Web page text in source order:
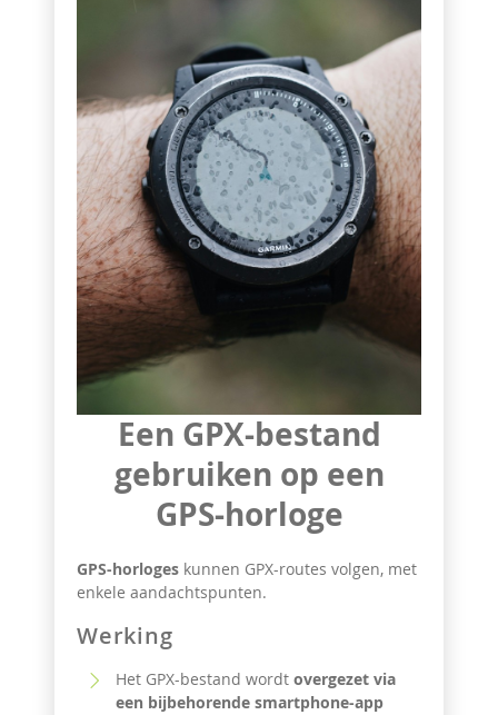
Een GPX-bestand
gebruiken op een
GPS-horloge
GPS-horloges kunnen GPX-routes volgen, met
enkele aandachtspunten.
Werking
Het GPX-bestand wordt overgezet via
een bijbehorende smartphone-app